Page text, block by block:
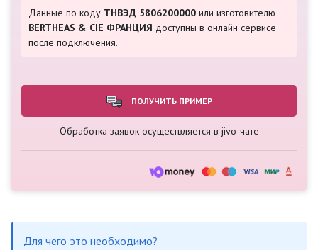
Данные по коду ТНВЭД 5806200000 или изготовителю
BERTHEAS & CIE ФРАНЦИЯ доступны в онлайн сервисе
после подключения.
ПОЛУЧИТЬ ПРИМЕР
Обработка заявок осуществляется в jivo-чате
Для чего это необходимо?